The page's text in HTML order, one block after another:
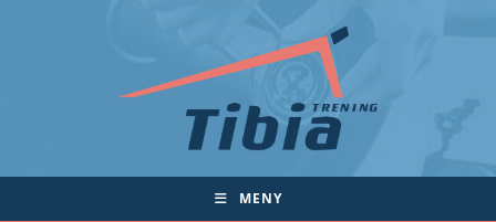
MENY